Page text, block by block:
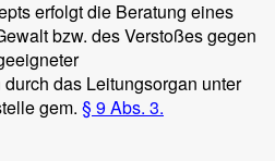
erfolgt die Beratung eines
bzw. des Verstoßes gegen
das Leitungsorgan unter
gem. § 9 Abs. 3.